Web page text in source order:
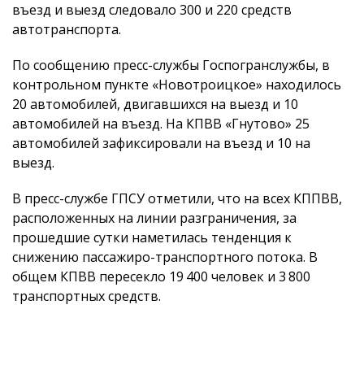
въезд и выезд следовало 300 и 220 средств
автотранспорта.
По сообщению пресс-службы Госпогранслужбы, в
контрольном пункте «Новотроицкое» находилось
20 автомобилей, двигавшихся на выезд и 10
автомобилей на въезд. На КПВВ «Гнутово» 25
автомобилей зафиксировали на въезд и 10 на
выезд.
В пресс-службе ГПСУ отметили, что на всех КППВВ,
расположенных на линии разграничения, за
прошедшие сутки наметилась тенденция к
снижению пассажиро-транспортного потока. В
общем КПВВ пересекло 19 400 человек и 3 800
транспортных средств.